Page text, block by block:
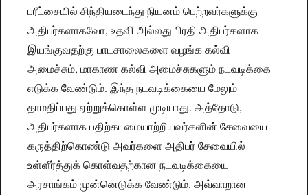
பரீட்சையில் சிந்தியடைந்து நியனம் பெற்றவர்களுக்கு
அதிபர்களாகவோ, உதவி அல்லது பிரதி அதிபர்களாக
இயங்குவதற்கு பாடசாலைகளை வழங்க கல்வி
அமைச்சும், மாகாண கல்வி அமைச்சுகளும் நடவடிக்கை
எடுக்க வேண்டும். இந்த நடவடிக்கையை மேலும்
தாமதிப்பது ஏற்றுக்கொள்ள முடியாது. அத்தோடு,
அதிபர்களாக பதிற்கடமையாற்றியவர்களின் சேவையை
கருத்திற்கொண்டு அவர்களை அதிபர் சேவையில்
உள்ளீர்த்துக் கொள்வதற்கான நடவடிக்கையை
அரசாங்கம் முன்னெடுக்க வேண்டும். அவ்வாறான